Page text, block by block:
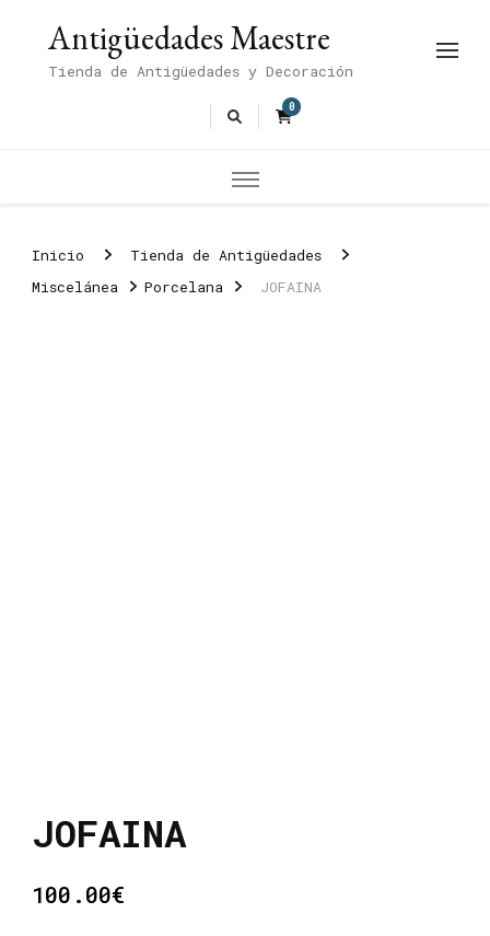
Antigüedades Maestre
Tienda de Antigüedades y Decoración
0
Inicio
Tienda de Antigüedades
Miscelánea
Porcelana JOFAINA
JOFAINA
100.00€